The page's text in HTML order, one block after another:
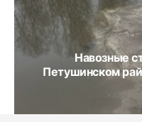
Навозные
Петушинском